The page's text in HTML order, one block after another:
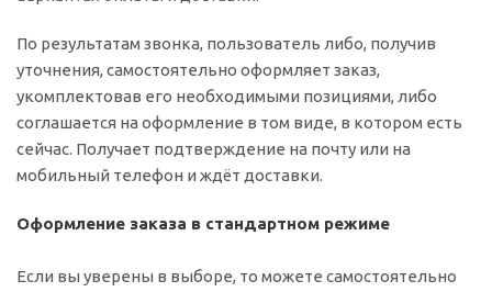
По результатам звонка, пользователь либо, получив
уточнения, самостоятельно оформляет заказ,
укомплектовав его необходимыми позициями, либо
соглашается на оформление в том виде, в котором есть
сейчас. Получает подтверждение на почту или на
мобильный телефон и ждёт доставки.
Оформление заказа в стандартном режиме
Если вы уверены в выборе, то можете самостоятельно